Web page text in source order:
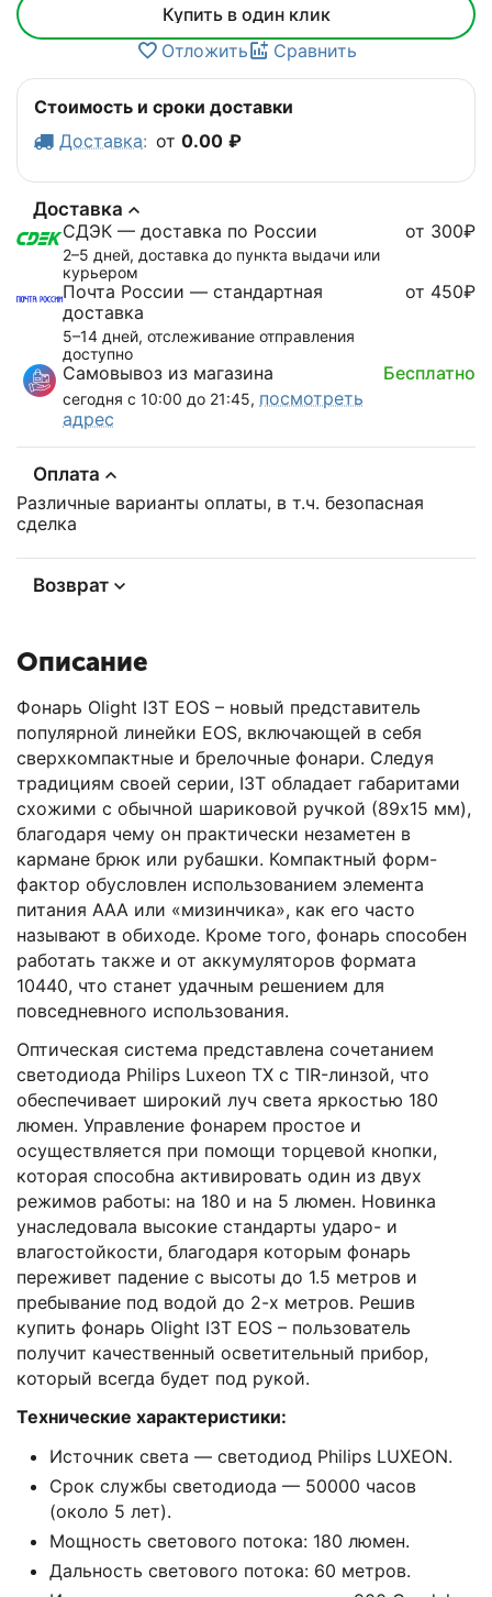
Купить в один клик
Отложить
Сравнить
Стоимость и сроки доставки
Доставка: от 0.00 ₽
Доставка
СДЭК — доставка по России
2–5 дней, доставка до пункта выдачи или
курьером
от 300₽
Почта России — стандартная
доставка
5–14 дней, отслеживание отправления
доступно
от 450₽
Самовывоз из магазина
сегодня с 10:00 до 21:45, посмотреть
адрес
Бесплатно
Оплата
Различные варианты оплаты, в т.ч. безопасная
сделка
Возврат
Описание
Фонарь Olight I3T EOS – новый представитель
популярной линейки EOS, включающей в себя
сверхкомпактные и брелочные фонари. Следуя
традициям своей серии, I3T обладает габаритами
схожими с обычной шариковой ручкой (89х15 мм),
благодаря чему он практически незаметен в
кармане брюк или рубашки. Компактный форм-
фактор обусловлен использованием элемента
питания AAA или «мизинчика», как его часто
называют в обиходе. Кроме того, фонарь способен
работать также и от аккумуляторов формата
10440, что станет удачным решением для
повседневного использования.
Оптическая система представлена сочетанием
светодиода Philips Luxeon TX с TIR-линзой, что
обеспечивает широкий луч света яркостью 180
люмен. Управление фонарем простое и
осуществляется при помощи торцевой кнопки,
которая способна активировать один из двух
режимов работы: на 180 и на 5 люмен. Новинка
унаследовала высокие стандарты ударо- и
влагостойкости, благодаря которым фонарь
переживет падение с высоты до 1.5 метров и
пребывание под водой до 2-х метров. Решив
купить фонарь Olight I3T EOS – пользователь
получит качественный осветительный прибор,
который всегда будет под рукой.
Технические характеристики:
Источник света — светодиод Рhiliрs LUХЕОN.
Срок службы светодиода — 50000 часов
(около 5 лет).
Мощность светового потока: 180 люмен.
Дальность светового потока: 60 метров.